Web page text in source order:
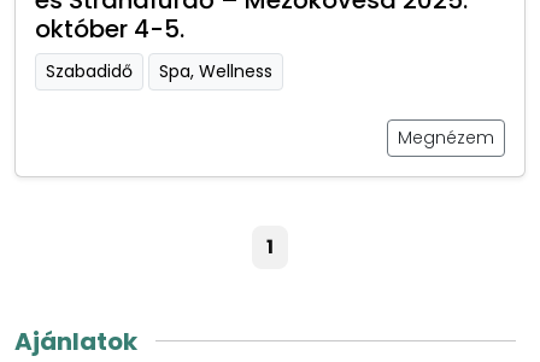
október 4-5.
Szabadidő Spa, Wellness
Megnézem
1
Ajánlatok